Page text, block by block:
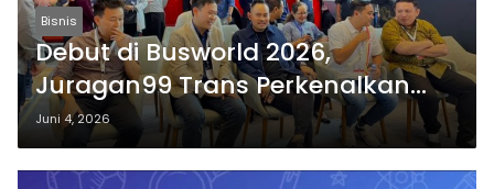
Bisnis
Debut di Busworld 2026,
Juragan99 Trans Perkenalkan
Bus Premium Berfitur Bioskop
Berjalan
Juni 4, 2026